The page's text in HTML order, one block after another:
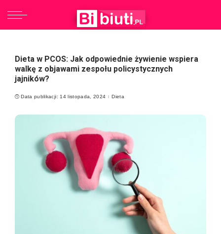
Dieta w PCOS: Jak odpowiednie żywienie wspiera
walkę z objawami zespołu policystycznych
jajników?
Data publikacji: 14 listopada, 2024 Dieta